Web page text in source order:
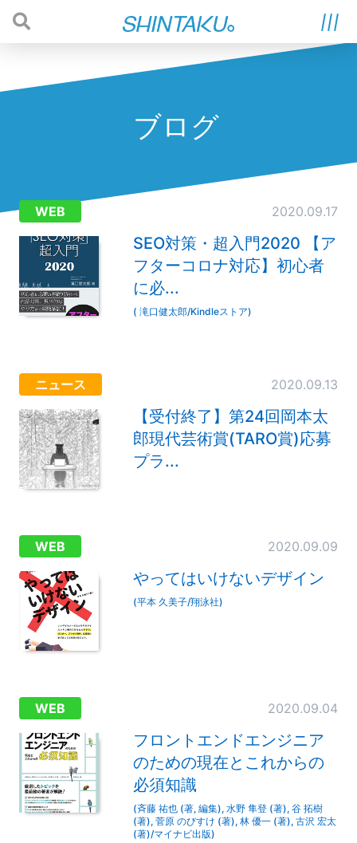
ブログ
WEB 2020.09.17
SEO対策・超入門2020 【ア
フターコロナ対応】初心者
に必...
( 滝口健太郎/Kindleストア)
ニュース 2020.09.13
【受付終了】第24回岡本太
郎現代芸術賞(TARO賞)応募
プラ...
WEB 2020.09.09
やってはいけないデザイン
(平本 久美子/翔泳社)
WEB 2020.09.04
フロントエンドエンジニア
のための現在とこれからの
必須知識
(斉藤 祐也 (著, 編集), 水野 隼登 (著), 谷 拓樹
(著), 菅原 のびすけ (著), 林 優一 (著), 古沢 宏太
(著)/マイナビ出版)